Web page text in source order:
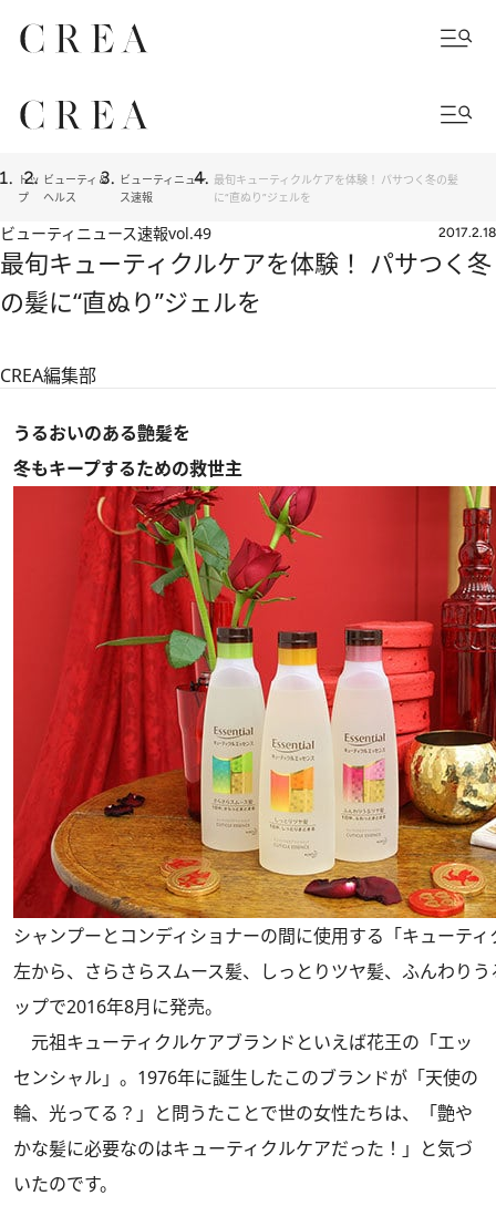
トッ
プ
ビューティ＆
ヘルス
ビューティニュー
ス速報
最旬キューティクルケアを体験！ パサつく冬の髪
に“直ぬり”ジェルを
ビューティニュース速報vol.49 2017.2.18
最旬キューティクルケアを体験！ パサつく冬
の髪に“直ぬり”ジェルを
CREA編集部
うるおいのある艶髪を
冬もキープするための救世主
シャンプーとコンディショナーの間に使用する「キューテ
左から、さらさらスムース髪、しっとりツヤ髪、ふんわり
ップで2016年8月に発売。
元祖キューティクルケアブランドといえば花王の「エッ
センシャル」。1976年に誕生したこのブランドが「天使の
輪、光ってる？」と問うたことで世の女性たちは、「艶や
かな髪に必要なのはキューティクルケアだった！」と気づ
いたのです。